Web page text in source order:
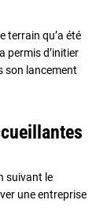
terrain qu’a été
permis d’initier
son lancement
suivant le
une entreprise